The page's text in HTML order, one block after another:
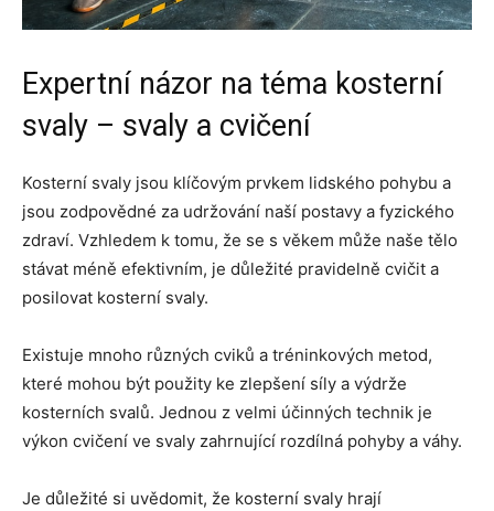
Expertní názor na téma kosterní
svaly – svaly a cvičení
Kosterní svaly jsou klíčovým prvkem lidského pohybu a
jsou zodpovědné za udržování naší postavy a fyzického
zdraví. Vzhledem k tomu, že se s věkem může naše tělo
stávat méně efektivním, je důležité pravidelně cvičit a
posilovat kosterní svaly.
Existuje mnoho různých cviků a tréninkových metod,
které mohou být použity ke zlepšení síly a výdrže
kosterních svalů. Jednou z velmi účinných technik je
výkon cvičení ve svaly zahrnující rozdílná pohyby a váhy.
Je důležité si uvědomit, že kosterní svaly hrají